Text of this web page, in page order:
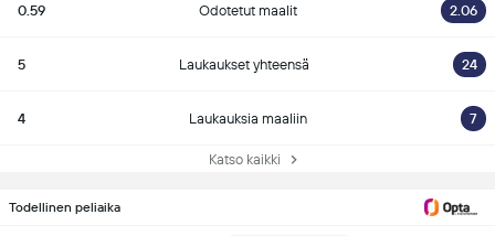
0.59 Odotetut maalit 2.06
5 Laukaukset yhteensä 24
4 Laukauksia maaliin 7
Katso kaikki
Todellinen peliaika